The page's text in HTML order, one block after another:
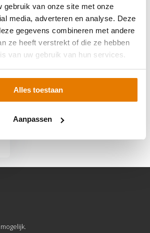
gebruik van onze site met onze
media, adverteren en analyse. Deze
gegevens combineren met andere
ze heeft verstrekt of die ze hebben
van uw gebruik van hun services.
Alles toestaan
Aanpassen